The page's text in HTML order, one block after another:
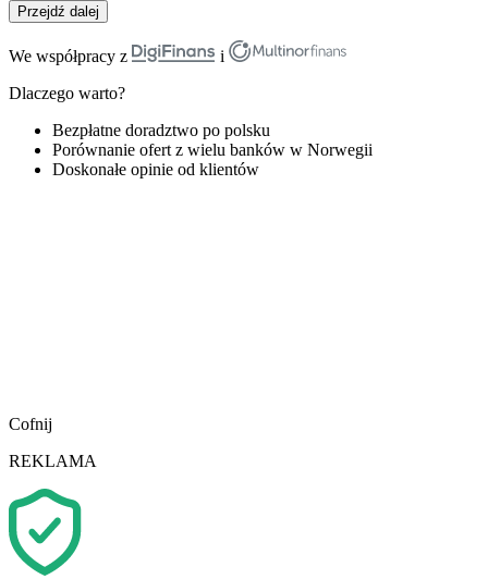
Przejdź dalej
We współpracy z
i
Dlaczego warto?
Bezpłatne doradztwo po polsku
Porównanie ofert z wielu banków w Norwegii
Doskonałe opinie od klientów
Cofnij
REKLAMA